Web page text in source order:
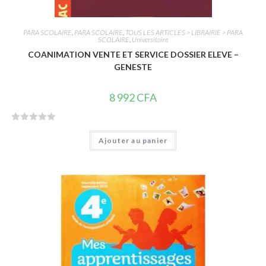
PARA SCOLAIRE, PARA SCOLAIRE, TOUS LES ARTICLES > LIBRAIRIE > PARA
SCOLAIRE, Universitaire
COANIMATION VENTE ET SERVICE DOSSIER ELEVE –
GENESTE
8 992CFA
Ajouter au panier